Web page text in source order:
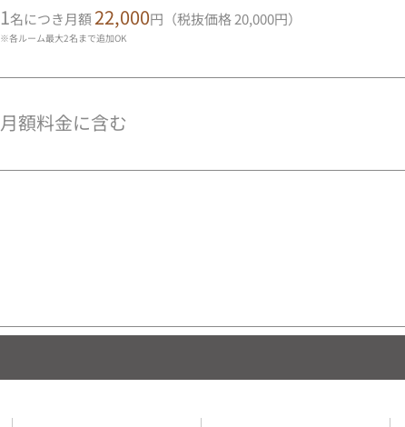
1名につき月額 22,000円（税抜価格 20,000円）
※各ルーム最大2名まで追加OK
月額料金に含む